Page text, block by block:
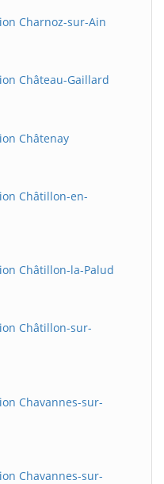
Charnoz-sur-Ain
Château-Gaillard
Châtenay
Châtillon-en-
Châtillon-la-Palud
Châtillon-sur-
Chavannes-sur-
Chavannes-sur-